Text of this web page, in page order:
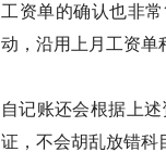
工资单的确认也非
动，沿用上月工资单
自记账还会根据上
证，不会胡乱放错科